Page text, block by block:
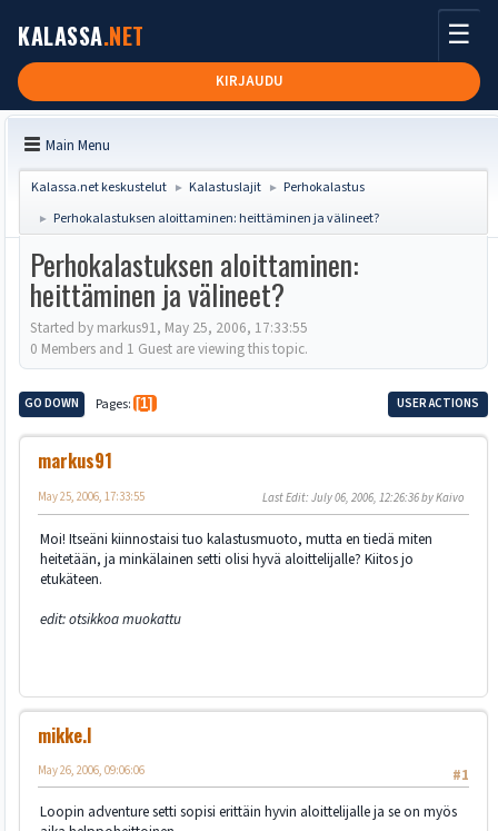
KALASSA.NET
KIRJAUDU
☰
Main Menu
Kalassa.net keskustelut ► Kalastuslajit ► Perhokalastus
► Perhokalastuksen aloittaminen: heittäminen ja välineet?
Perhokalastuksen aloittaminen:
heittäminen ja välineet?
Started by markus91, May 25, 2006, 17:33:55
0 Members and 1 Guest are viewing this topic.
GO DOWN Pages 1 USER ACTIONS
markus91
May 25, 2006, 17:33:55 Last Edit: July 06, 2006, 12:26:36 by Kaivo
Moi! Itseäni kiinnostaisi tuo kalastusmuoto, mutta en tiedä miten
heitetään, ja minkälainen setti olisi hyvä aloittelijalle? Kiitos jo
etukäteen.
edit: otsikkoa muokattu
mikke.l
#1
May 26, 2006, 09:06:06
Loopin adventure setti sopisi erittäin hyvin aloittelijalle ja se on myös